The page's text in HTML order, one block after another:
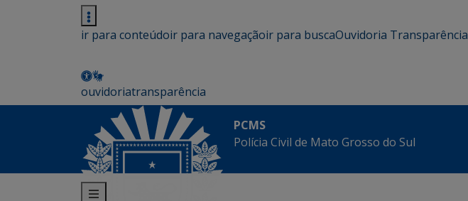
ir para conteúdoir para navegaçãoir para buscaOuvidoria Transparência
ouvidoriatransparência
PCMS
Polícia Civil de Mato Grosso do Sul